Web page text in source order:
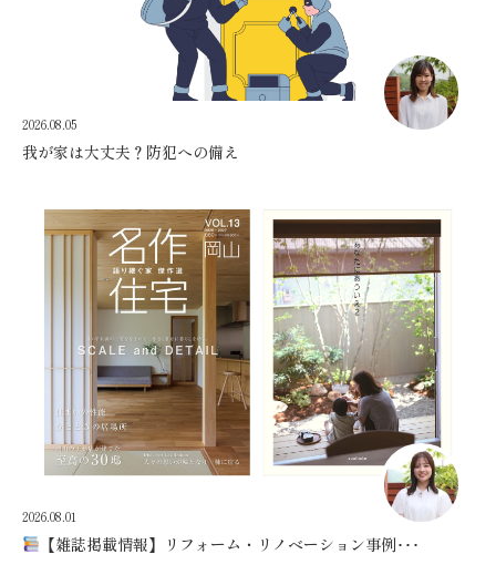
2026.08.05
我が家は大丈夫？防犯への備え
2026.08.01
【雑誌掲載情報】リフォーム・リノベーション事例･･･